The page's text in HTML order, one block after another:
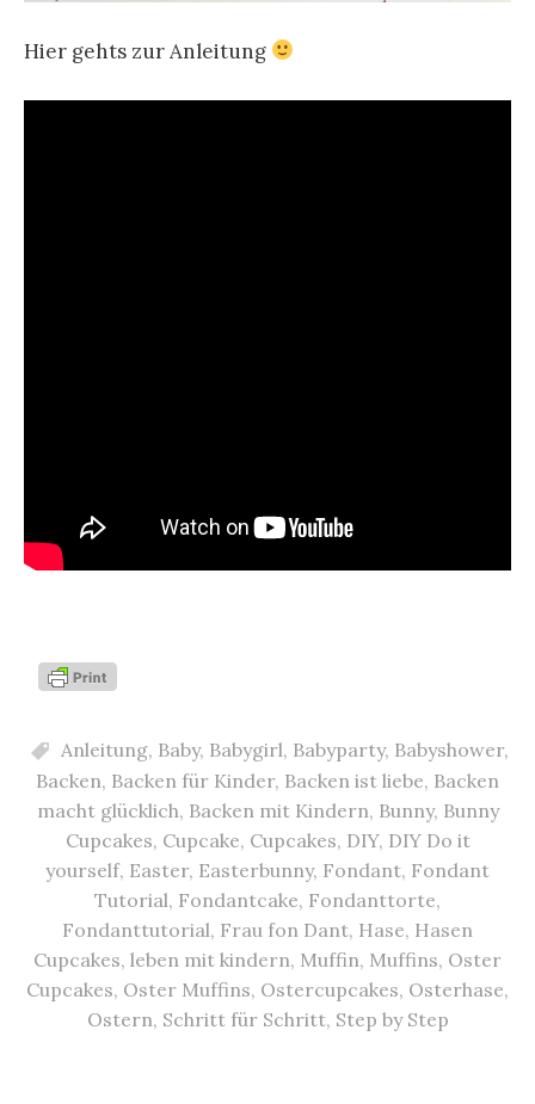
Hier gehts zur Anleitung
Anleitung, Baby, Babygirl, Babyparty, Babyshower,
Backen, Backen für Kinder, Backen ist liebe, Backen
macht glücklich, Backen mit Kindern, Bunny, Bunny
Cupcakes, Cupcake, Cupcakes, DIY, DIY Do it
yourself, Easter, Easterbunny, Fondant, Fondant
Tutorial, Fondantcake, Fondanttorte,
Fondanttutorial, Frau fon Dant, Hase, Hasen
Cupcakes, leben mit kindern, Muffin, Muffins, Oster
Cupcakes, Oster Muffins, Ostercupcakes, Osterhase,
Ostern, Schritt für Schritt, Step by Step